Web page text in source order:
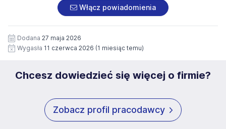
pod numerem 33 816 64 09 lub pisemnie na adres
siedziby administratora.
https://www.workprofit.pl/klauzula-informacyjna.html
załączonych dokumentach aplikacyjnych (w tym
wizerunku), na potrzeby przyszłych rekrutacji przez okres
12 miesięcy. Zgoda jest dobrowolna i może być w każdym
czasie wycofana.
Włącz powiadomienia
Dodana 27 maja 2026
Wygasła 11 czerwca 2026 (1 miesiąc temu)
Chcesz dowiedzieć się więcej o firmie?
Zobacz profil pracodawcy